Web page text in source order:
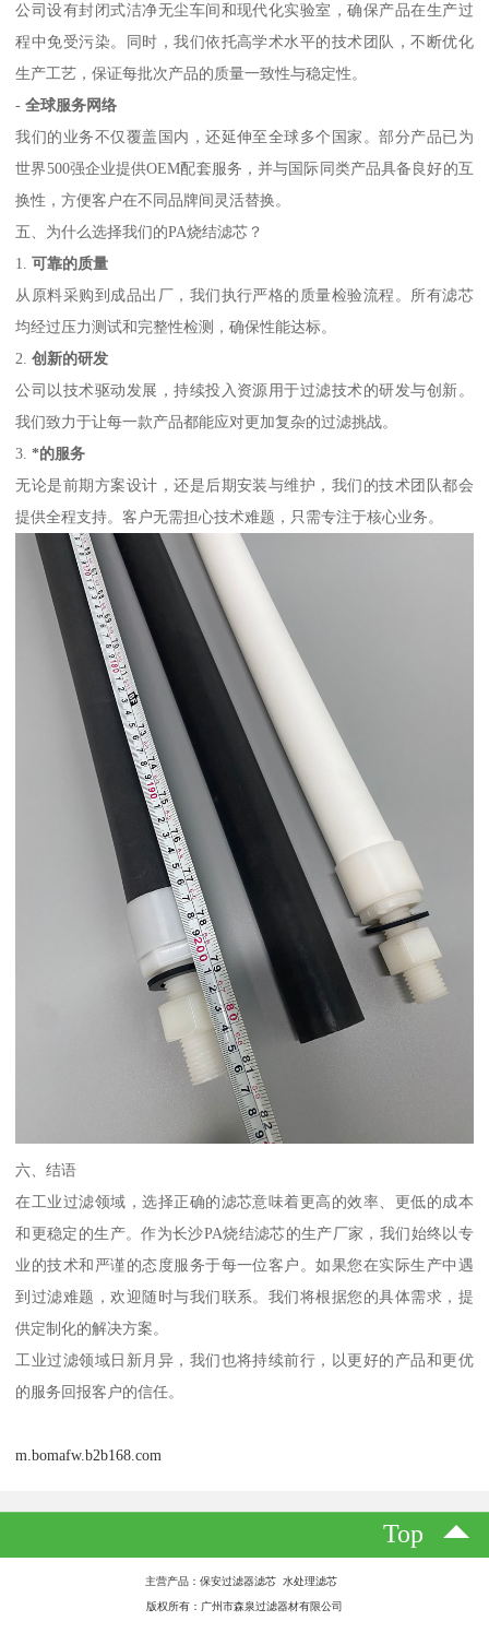
公司设有封闭式洁净无尘车间和现代化实验室，确保产品在生产过
程中免受污染。同时，我们依托高学术水平的技术团队，不断优化
生产工艺，保证每批次产品的质量一致性与稳定性。
-全球服务网络
我们的业务不仅覆盖国内，还延伸至全球多个国家。部分产品已为
世界500强企业提供OEM配套服务，并与国际同类产品具备良好的互
换性，方便客户在不同品牌间灵活替换。
五、为什么选择我们的PA烧结滤芯？
1.可靠的质量
从原料采购到成品出厂，我们执行严格的质量检验流程。所有滤芯
均经过压力测试和完整性检测，确保性能达标。
2.创新的研发
公司以技术驱动发展，持续投入资源用于过滤技术的研发与创新。
我们致力于让每一款产品都能应对更加复杂的过滤挑战。
3.*的服务
无论是前期方案设计，还是后期安装与维护，我们的技术团队都会
提供全程支持。客户无需担心技术难题，只需专注于核心业务。
六、结语
在工业过滤领域，选择正确的滤芯意味着更高的效率、更低的成本
和更稳定的生产。作为长沙PA烧结滤芯的生产厂家，我们始终以专
业的技术和严谨的态度服务于每一位客户。如果您在实际生产中遇
到过滤难题，欢迎随时与我们联系。我们将根据您的具体需求，提
供定制化的解决方案。
工业过滤领域日新月异，我们也将持续前行，以更好的产品和更优
的服务回报客户的信任。
m.bomafw.b2b168.com
Top
主营产品：保安过滤器滤芯 水处理滤芯
版权所有：广州市森泉过滤器材有限公司